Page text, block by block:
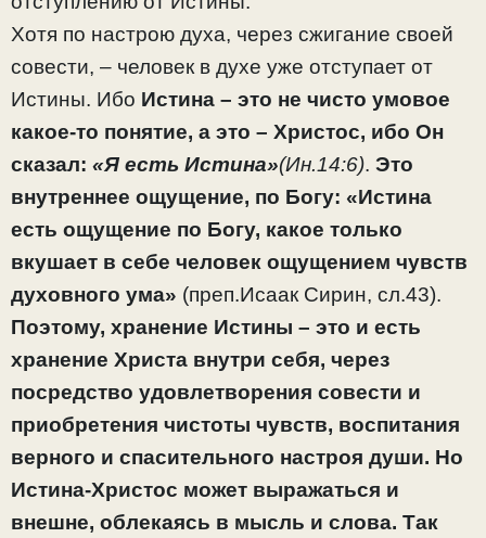
Хотя по настрою духа, через сжигание своей
совести, – человек в духе уже отступает от
Истины. Ибо Истина – это не чисто умовое
какое-то понятие, а это – Христос, ибо Он
сказал: «Я есть Истина»(Ин.14:6). Это
внутреннее ощущение, по Богу: «Истина
есть ощущение по Богу, какое только
вкушает в себе человек ощущением чувств
духовного ума» (преп.Исаак Сирин, сл.43).
Поэтому, хранение Истины – это и есть
хранение Христа внутри себя, через
посредство удовлетворения совести и
приобретения чистоты чувств, воспитания
верного и спасительного настроя души. Но
Истина-Христос может выражаться и
внешне, облекаясь в мысль и слова. Так